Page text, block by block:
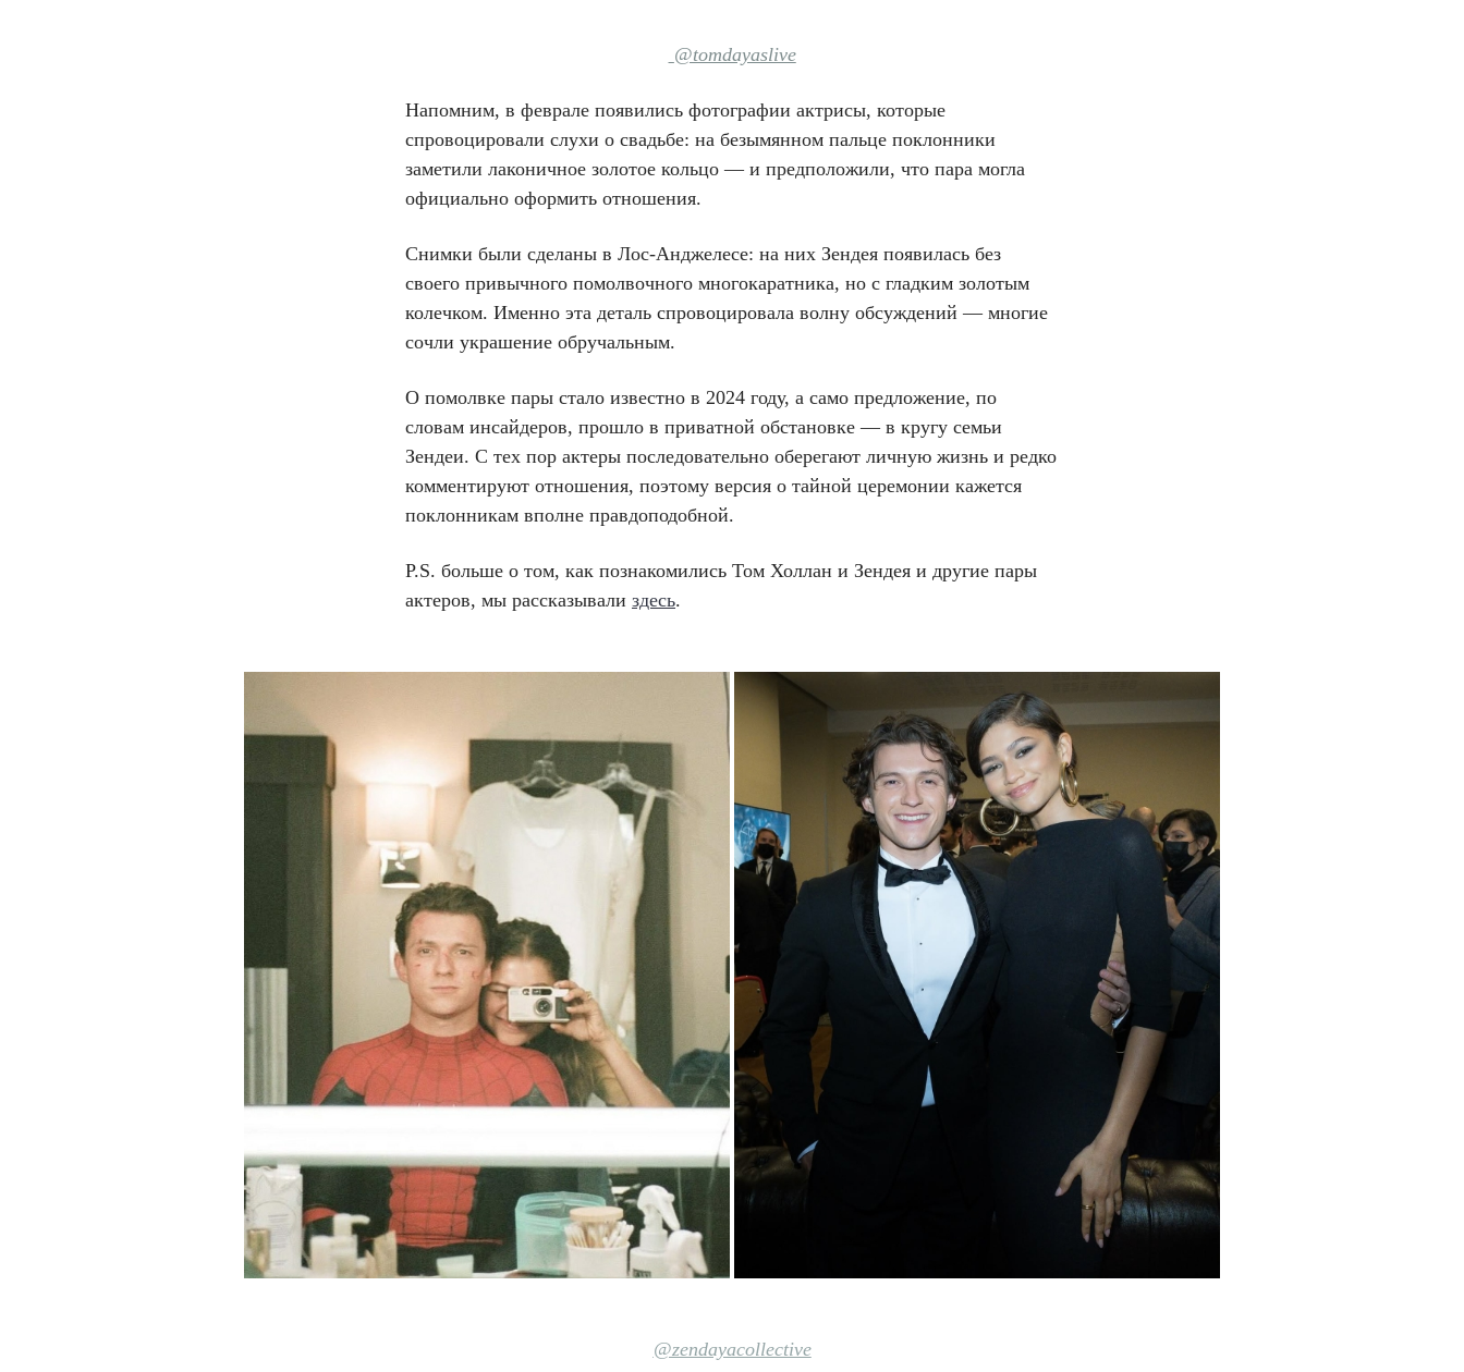
@tomdayaslive
Напомним, в феврале появились фотографии актрисы, которые
спровоцировали слухи о свадьбе: на безымянном пальце поклонники
заметили лаконичное золотое кольцо — и предположили, что пара могла
официально оформить отношения.
Снимки были сделаны в Лос-Анджелесе: на них Зендея появилась без
своего привычного помолвочного многокаратника, но с гладким золотым
колечком. Именно эта деталь спровоцировала волну обсуждений — многие
сочли украшение обручальным.
О помолвке пары стало известно в 2024 году, а само предложение, по
словам инсайдеров, прошло в приватной обстановке — в кругу семьи
Зендеи. С тех пор актеры последовательно оберегают личную жизнь и редко
комментируют отношения, поэтому версия о тайной церемонии кажется
поклонникам вполне правдоподобной.
P.S. больше о том, как познакомились Том Холлан и Зендея и другие пары
актеров, мы рассказывали здесь.
@zendayacollective